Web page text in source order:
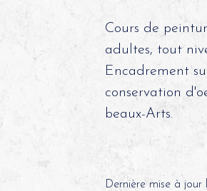
Cours de
adultes, tout
Encadrement
conservation
beaux-Arts.
Dernière mise à jour